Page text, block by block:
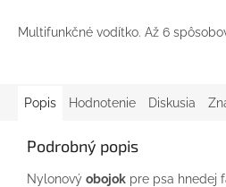
Multifunkčné vodítko. Až 6
Popis Hodnotenie Diskusia
Podrobný popis
Nylonový obojok pre psa hnedej